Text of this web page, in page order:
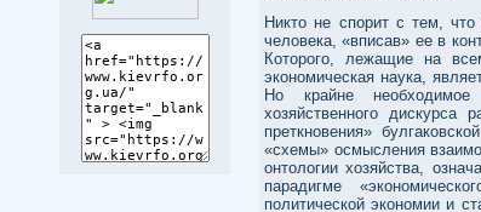
Никто не спорит с тем,
человека, «вписав» ее в
Которого, лежащие на
экономическая наука,
Но крайне
хозяйственного
преткновения»
«схемы» осмысления
онтологии хозяйства,
парадигме
политической экономии и